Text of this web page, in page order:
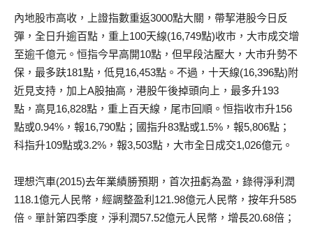
內地股市高收，上證指數重返3000點大關，帶挈港股今日反
彈，全日升逾百點，重上100天線(16,749點)收市，大市成交增
至逾千億元。恒指今早高開10點，但早段沽壓大，大市升勢不
保，最多趺181點，低見16,453點。不過，十天線(16,396點)附
近見支持，加上A股抽高，港股午後掉頭向上，最多升193
點，高見16,828點，重上百天線，尾市回順。恒指收市升156
點或0.94%，報16,790點；國指升83點或1.5%，報5,806點；
科指升109點或3.2%，報3,503點，大市全日成交1,026億元。
理想汽車(2015)去年業績勝預期，首次扭虧為盈，錄得淨利潤
118.1億元人民幣，經調整盈利121.98億元人民幣，按年升585
倍。單計第四季度，淨利潤57.52億元人民幣，增長20.68倍；